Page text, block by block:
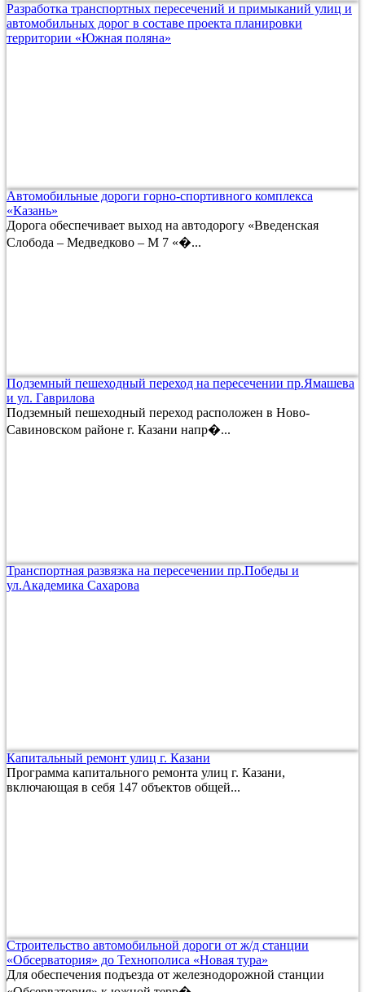
Разработка транспортных пересечений и примыканий улиц и
автомобильных дорог в составе проекта планировки
территории «Южная поляна»
Автомобильные дороги горно-спортивного комплекса
«Казань»
Дорога обеспечивает выход на автодорогу «Введенская
Слобода – Медведково – М 7 «�...
Подземный пешеходный переход на пересечении пр.Ямашева
и ул. Гаврилова
Подземный пешеходный переход расположен в Ново-
Савиновском районе г. Казани напр�...
Транспортная развязка на пересечении пр.Победы и
ул.Академика Сахарова
Капитальный ремонт улиц г. Казани
Программа капитального ремонта улиц г. Казани,
включающая в себя 147 объектов общей...
Строительство автомобильной дороги от ж/д станции
«Обсерватория» до Технополиса «Новая тура»
Для обеспечения подъезда от железнодорожной станции